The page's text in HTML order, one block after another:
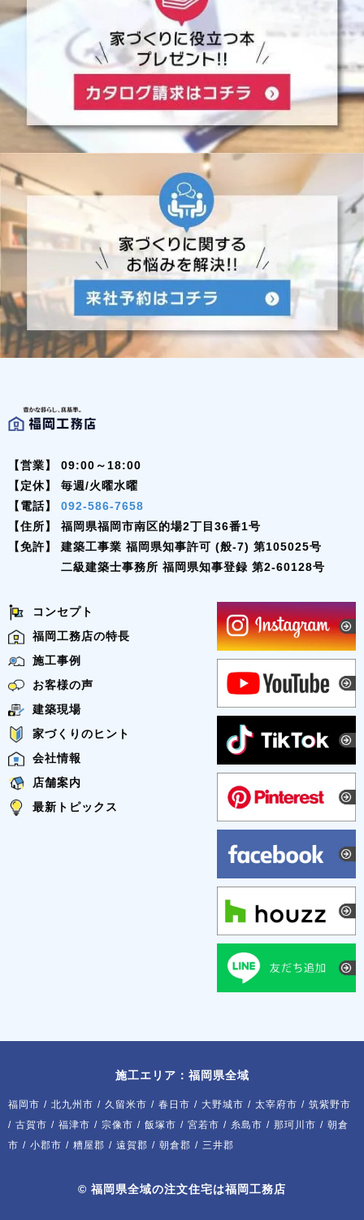
【営業】
09:00～18:00
【定休】
毎週/火曜水曜
【電話】
092-586-7658
【住所】
福岡県福岡市南区的場2丁目36番1号
【免許】
建築工事業 福岡県知事許可 (般-7) 第105025号
二級建築士事務所 福岡県知事登録 第2-60128号
コンセプト
福岡工務店の特長
施工事例
お客様の声
建築現場
家づくりのヒント
会社情報
店舗案内
最新トピックス
施工エリア：福岡県全域
福岡市 / 北九州市 / 久留米市 / 春日市 / 大野城市 / 太宰府市 / 筑紫野市
/ 古賀市 / 福津市 / 宗像市 / 飯塚市 / 宮若市 / 糸島市 / 那珂川市 / 朝倉
市 / 小郡市 / 糟屋郡 / 遠賀郡 / 朝倉郡 / 三井郡
© 福岡県全域の注文住宅は福岡工務店